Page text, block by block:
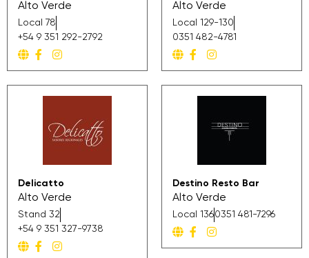
Alto Verde
Local 78
+54 9 351 292-2792
Alto Verde
Local 129-130
0351 482-4781
Delicatto
Alto Verde
Stand 32
+54 9 351 327-9738
Destino Resto Bar
Alto Verde
Local 1360351 481-7296